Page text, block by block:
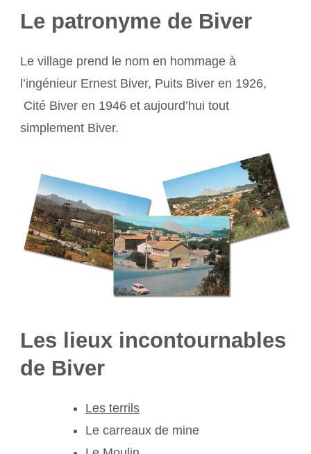
Le patronyme de Biver
Le village prend le nom en hommage à
l’ingénieur Ernest Biver, Puits Biver en 1926,
Cité Biver en 1946 et aujourd’hui tout
simplement Biver.
Les lieux incontournables
de Biver
Les terrils
Le carreaux de mine